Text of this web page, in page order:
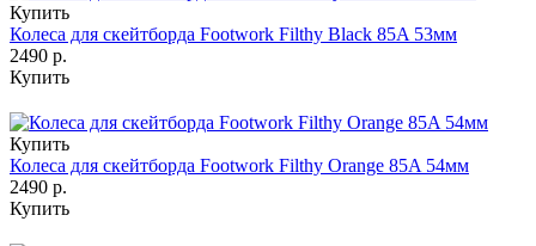
Купить
Колеса для скейтборда Footwork Filthy Black 85A 53мм
2490 р.
Купить
Купить
Колеса для скейтборда Footwork Filthy Orange 85A 54мм
2490 р.
Купить